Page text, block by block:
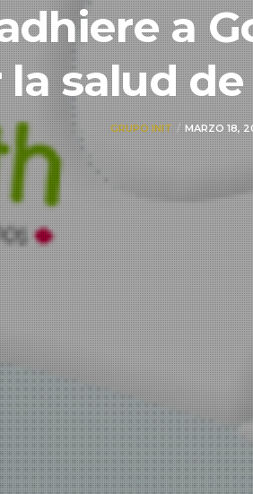
a
la salud
GRUPO INIT MARZO 18,